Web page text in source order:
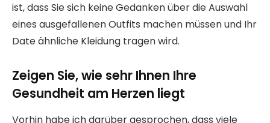
ist, dass Sie sich keine Gedanken über die Auswahl
eines ausgefallenen Outfits machen müssen und Ihr
Date ähnliche Kleidung tragen wird.
Zeigen Sie, wie sehr Ihnen Ihre
Gesundheit am Herzen liegt
Vorhin habe ich darüber gesprochen, dass viele